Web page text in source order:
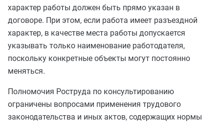
характер работы должен быть прямо указан в
договоре. При этом, если работа имеет разъездной
характер, в качестве места работы допускается
указывать только наименование работодателя,
поскольку конкретные объекты могут постоянно
меняться.
Полномочия Роструда по консультированию
ограничены вопросами применения трудового
законодательства и иных актов, содержащих нормы